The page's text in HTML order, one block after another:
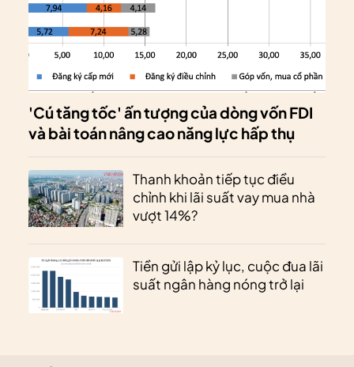
'Cú tăng tốc' ấn tượng của dòng vốn FDI
và bài toán nâng cao năng lực hấp thụ
Thanh khoản tiếp tục điều
chỉnh khi lãi suất vay mua nhà
vượt 14%?
Tiền gửi lập kỷ lục, cuộc đua lãi
suất ngân hàng nóng trở lại